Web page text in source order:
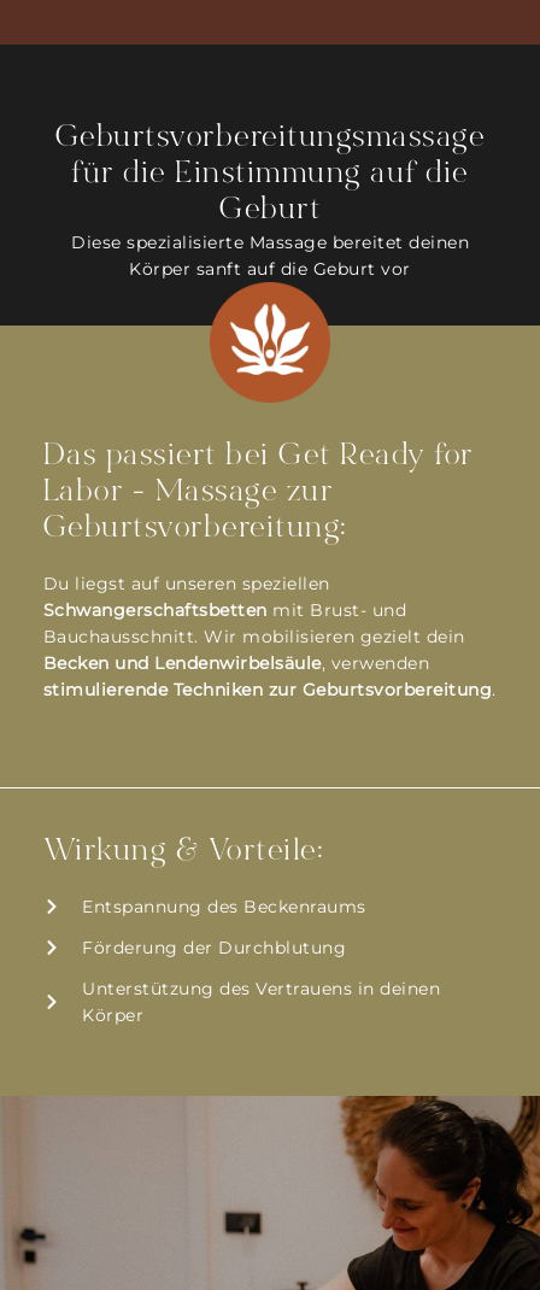
Geburtsvorbereitungsmassage
für die Einstimmung auf die
Geburt
Diese spezialisierte Massage bereitet deinen
Körper sanft auf die Geburt vor
Das passiert bei Get Ready for
Labor - Massage zur
Geburtsvorbereitung:
Du liegst auf unseren speziellen
Schwangerschaftsbetten mit Brust- und
Bauchausschnitt. Wir mobilisieren gezielt dein
Becken und Lendenwirbelsäule, verwenden
stimulierende Techniken zur Geburtsvorbereitung.
Wirkung & Vorteile:
Entspannung des Beckenraums
Förderung der Durchblutung
Unterstützung des Vertrauens in deinen
Körper